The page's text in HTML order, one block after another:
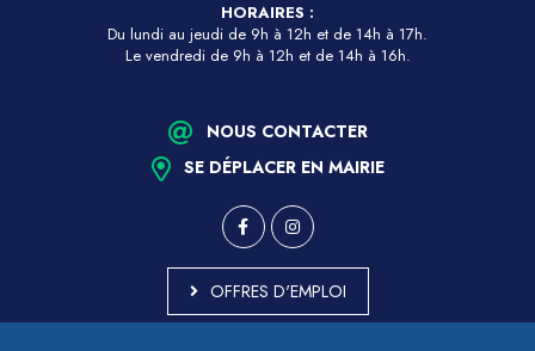
HORAIRES :
Du lundi au jeudi de 9h à 12h et de 14h à 17h.
Le vendredi de 9h à 12h et de 14h à 16h.
NOUS CONTACTER
SE DÉPLACER EN MAIRIE
OFFRES D'EMPLOI